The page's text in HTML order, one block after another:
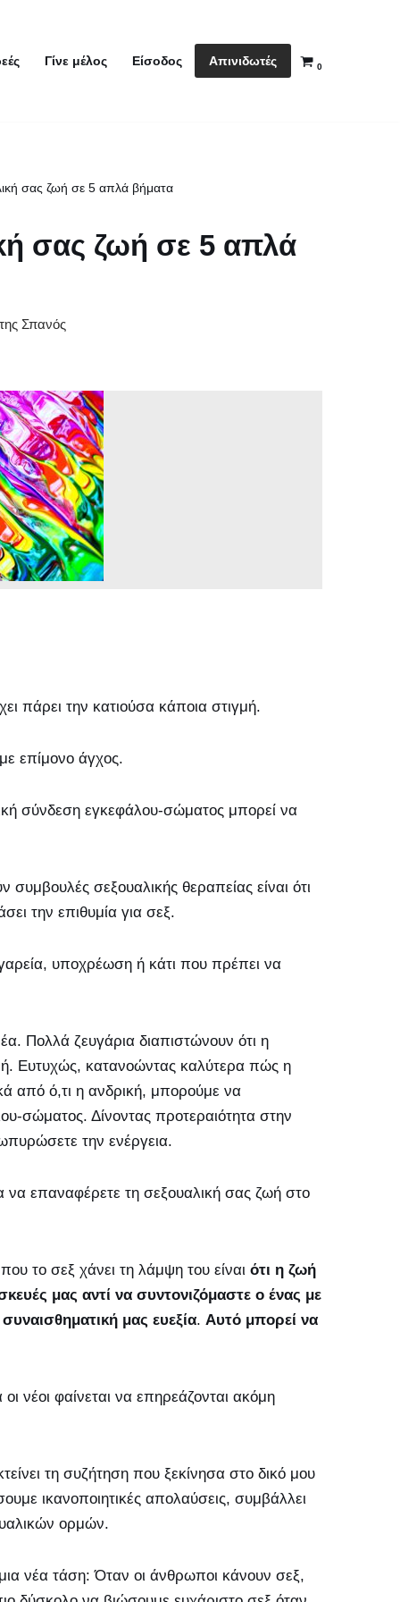
Γίνε μέλος Είσοδος Απινιδωτές 0
σας ζωή σε 5 απλά βήματα
σας ζωή σε 5 απλά
Σπανός
πάρει την κατιούσα κάποια στιγμή.
επίμονο άγχος.
σύνδεση εγκεφάλου-σώματος μπορεί να
σεξουαλικής θεραπείας είναι ότι
την επιθυμία για σεξ.
υποχρέωση ή κάτι που πρέπει να
Πολλά ζευγάρια διαπιστώνουν ότι η
Ευτυχώς, κατανοώντας καλύτερα πώς η
από ό,τι η ανδρική, μπορούμε να
σώματος. Δίνοντας προτεραιότητα στην
την ενέργεια.
να επαναφέρετε τη σεξουαλική σας ζωή στο
το σεξ χάνει τη λάμψη του είναι ότι η ζωή
μας αντί να συντονιζόμαστε ο ένας με
μας ευεξία. Αυτό μπορεί να
νέοι φαίνεται να επηρεάζονται ακόμη
τη συζήτηση που ξεκίνησα στο δικό μου
ικανοποιητικές απολαύσεις, συμβάλλει
ορμών.
νέα τάση: Όταν οι άνθρωποι κάνουν σεξ,